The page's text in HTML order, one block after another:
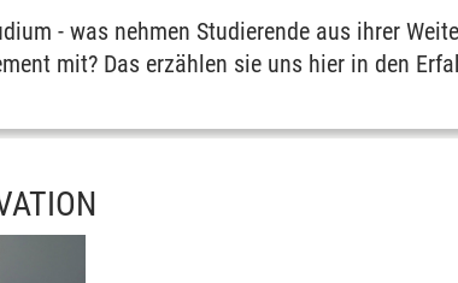
im Sport und in Sportorganisationen
- was nehmen Studierende aus ihrer
mit? Das erzählen sie uns hier in den